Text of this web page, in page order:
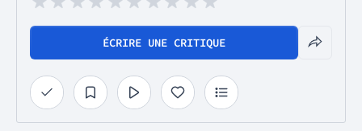
ÉCRIRE UNE CRITIQUE